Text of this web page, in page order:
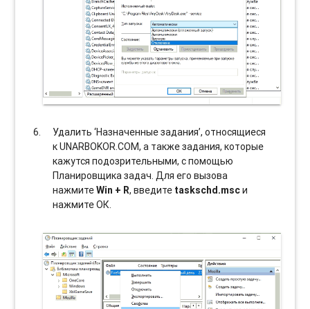
Удалить ‘Назначенные задания’, относящиеся
к UNARBOKOR.COM, а также задания, которые
кажутся подозрительными, с помощью
Планировщика задач. Для его вызова
нажмитеWin + R, введите taskschd.mscи
нажмите ОК.